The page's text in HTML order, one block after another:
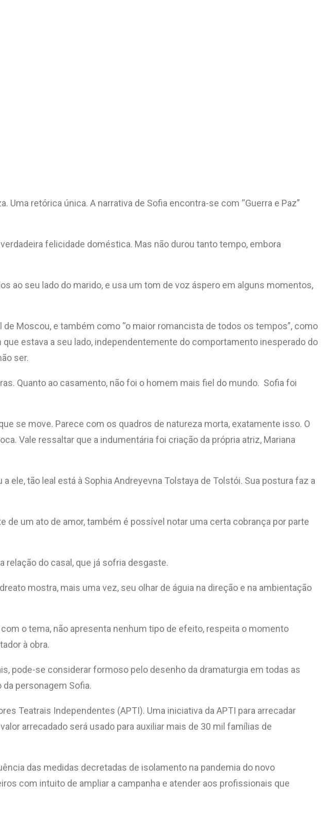
retórica única. A narrativa de Sofia encontra-se com “Guerra e Paz”
felicidade doméstica. Mas não durou tanto tempo, embora
ao seu lado do marido, e usa um tom de voz áspero em alguns momentos,
Moscou, e também como “o maior romancista de todos os tempos”, como
estava a seu lado, independentemente do comportamento inesperado do
ser.
Quanto ao casamento, não foi o homem mais fiel do mundo. Sofia foi
se move. Parece com os quadros de natureza morta, exatamente isso. O
Vale ressaltar que a indumentária foi criação da própria atriz, Mariana
ele, tão leal está à Sophia Andreyevna Tolstaya de Tolstói. Sua postura faz a
de um ato de amor, também é possível notar uma certa cobrança por parte
relação do casal, que já sofria desgaste.
mostra, mais uma vez, seu olhar de águia na direção e na ambientação
o tema, não apresenta nenhum tipo de efeito, respeita o momento
à obra.
pode-se considerar formoso pelo desenho da dramaturgia em todas as
personagem Sofia.
Teatrais Independentes (APTI). Uma iniciativa da APTI para arrecadar
arrecadado será usado para auxiliar mais de 30 mil famílias de
das medidas decretadas de isolamento na pandemia do novo
com intuito de ampliar a campanha e atender aos profissionais que